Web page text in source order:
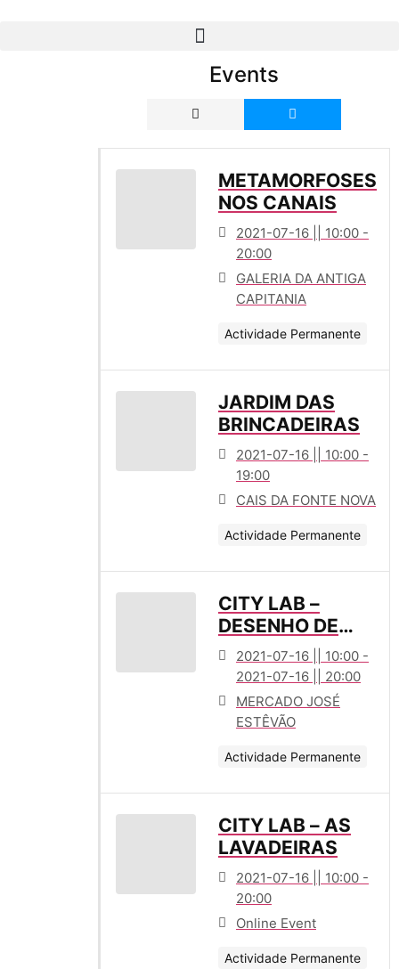
Events
METAMORFOSES
NOS CANAIS
2021-07-16 || 10:00 -
20:00
GALERIA DA ANTIGA
CAPITANIA
Actividade Permanente
JARDIM DAS
BRINCADEIRAS
2021-07-16 || 10:00 -
19:00
CAIS DA FONTE NOVA
Actividade Permanente
CITY LAB –
DESENHO DE
SOMBRAS
2021-07-16 || 10:00 -
2021-07-16 || 20:00
MERCADO JOSÉ
ESTÊVÃO
Actividade Permanente
CITY LAB – AS
LAVADEIRAS
2021-07-16 || 10:00 -
20:00
Online Event
Actividade Permanente